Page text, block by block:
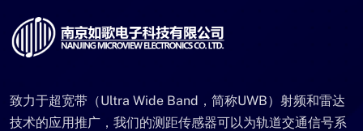
致力于超宽带（Ultra Wide Band，简称UWB）射频和雷达
技术的应用推广，我们的测距传感器可以为轨道交通信号系